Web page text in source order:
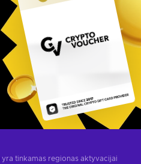
yra tinkamas regionas aktyvacijai